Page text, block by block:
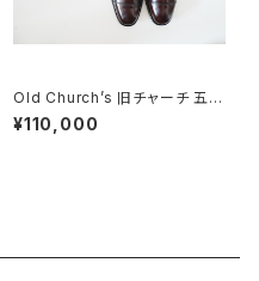
Old Church’s 旧チャーチ 五都
市 Consul 60G
¥110,000